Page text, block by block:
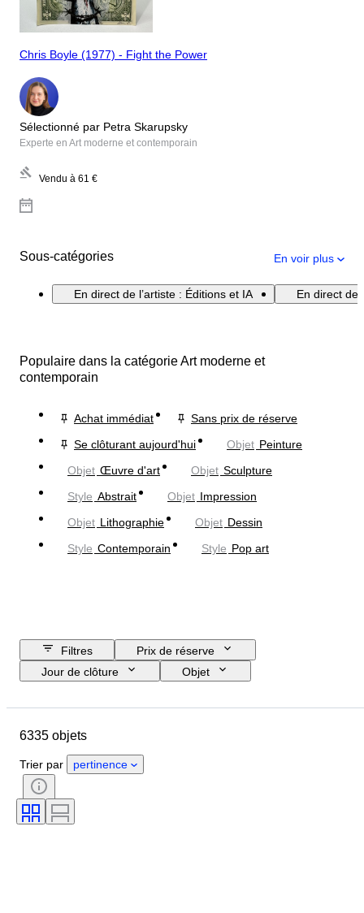
Chris Boyle (1977) - Fight the Power
Sélectionné par Petra Skarupsky
Experte en Art moderne et contemporain
Vendu à 61 €
Sous-catégories En voir plus
En direct de l’artiste : Éditions et IA En direct de
Populaire dans la catégorie Art moderne et
contemporain
Achat immédiat
Sans prix de réserve
Se clôturant aujourd'hui
Objet Peinture
Objet Œuvre d'art Objet Sculpture
Style Abstrait Objet Impression
Objet Lithographie Objet Dessin
Style Contemporain Style Pop art
Filtres
Prix de réserve
Jour de clôture
Objet
Thème
Couleur
Édition
6335 objets
Trier par pertinence